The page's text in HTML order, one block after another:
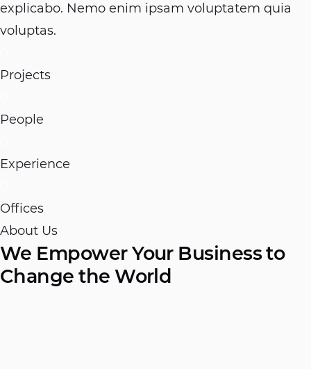
explicabo. Nemo enim ipsam voluptatem quia
voluptas.
Projects
People
Experience
Offices
About Us
We Empower Your Business to
Change the World